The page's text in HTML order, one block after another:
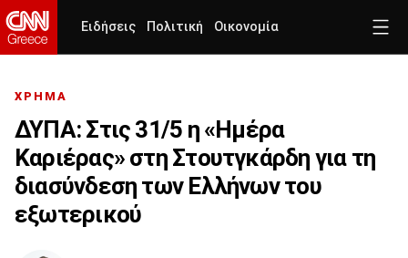
Ειδήσεις Πολιτική Οικονομία
ΧΡΗΜΑ
ΔΥΠΑ: Στις 31/5 η «Ημέρα
Καριέρας» στη Στουτγκάρδη για τη
διασύνδεση των Ελλήνων του
εξωτερικού